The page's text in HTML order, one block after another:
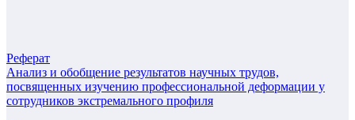
Реферат
Анализ и обобщение результатов научных трудов,
посвященных изучению профессиональной деформации у
сотрудников экстремального профиля